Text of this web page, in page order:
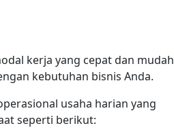
kerja yang cepat dan mudah
kebutuhan bisnis Anda.
usaha harian yang
seperti berikut: